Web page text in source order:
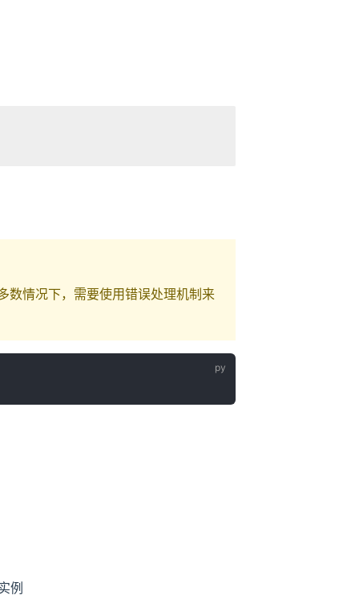
数情况下，需要使用错误处理机制来
例